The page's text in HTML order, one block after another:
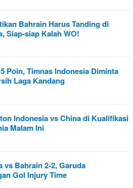
Bahrain Harus Tanding di
Siap-siap Kalah WO!
Poin, Timnas Indonesia Diminta
Laga Kandang
Indonesia vs China di Kualifikasi
Malam Ini
vs Bahrain 2-2, Garuda
Gol Injury Time